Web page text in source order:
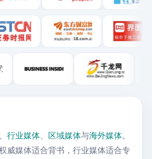
行业媒体 区域媒体与海外媒体。
威媒体适合背书，行业媒体适合专